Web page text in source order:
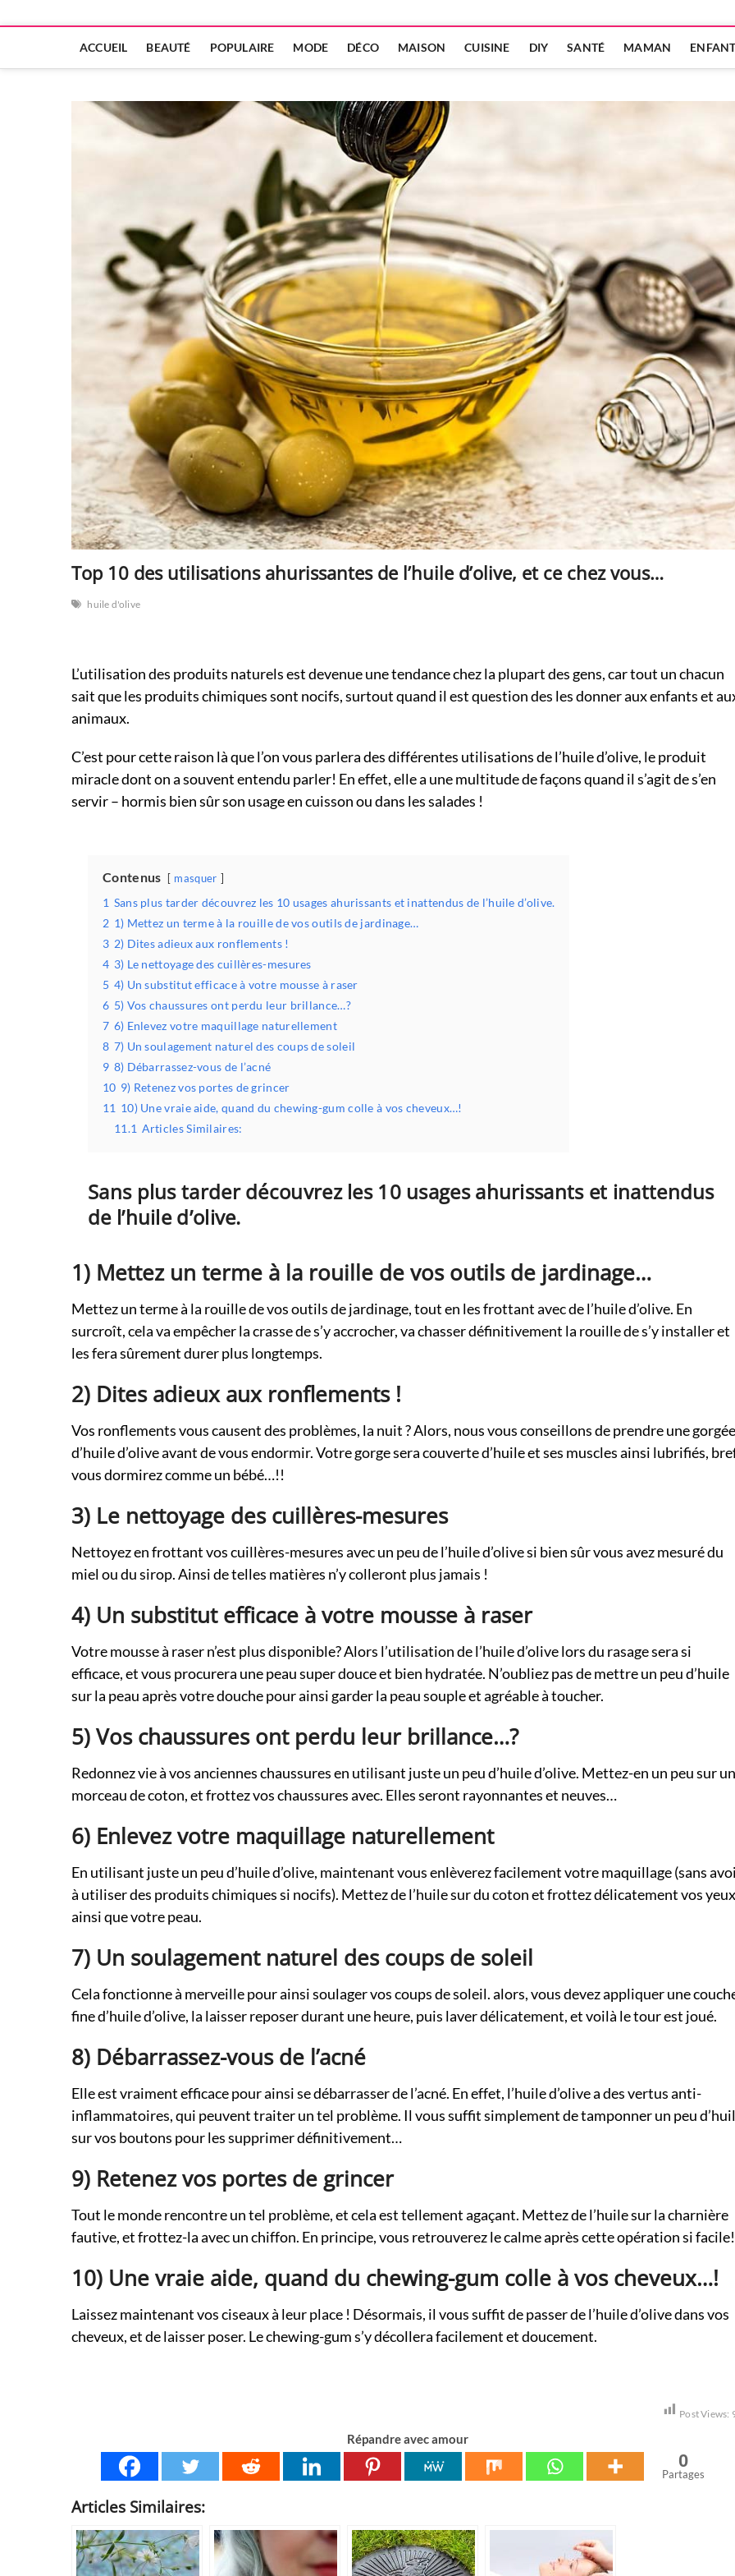
ACCUEIL BEAUTÉ POPULAIRE MODE DÉCO MAISON CUISINE DIY SANTÉ MAMAN
Top 10 des utilisations ahurissantes de l’huile d’olive, et ce chez vous…
huile d'olive
L’utilisation des produits naturels est devenue une tendance chez la plupart des gens, car tout un chacun
sait que les produits chimiques sont nocifs, surtout quand il est question des les donner aux enfants et
animaux.
C’est pour cette raison là que l’on vous parlera des différentes utilisations de l’huile d’olive, le produit
miracle dont on a souvent entendu parler! En effet, elle a une multitude de façons quand il s’agit de s’en
servir – hormis bien sûr son usage en cuisson ou dans les salades !
Contenus masquer
1 Sans plus tarder découvrez les 10 usages ahurissants et inattendus de l’huile d’olive.
2 1) Mettez un terme à la rouille de vos outils de jardinage…
3 2) Dites adieux aux ronflements !
4 3) Le nettoyage des cuillères-mesures
5 4) Un substitut efficace à votre mousse à raser
6 5) Vos chaussures ont perdu leur brillance…?
7 6) Enlevez votre maquillage naturellement
8 7) Un soulagement naturel des coups de soleil
9 8) Débarrassez-vous de l’acné
10 9) Retenez vos portes de grincer
11 10) Une vraie aide, quand du chewing-gum colle à vos cheveux…!
11.1 Articles Similaires:
Sans plus tarder découvrez les 10 usages ahurissants et inattendus
de l’huile d’olive.
1) Mettez un terme à la rouille de vos outils de jardinage…
Mettez un terme à la rouille de vos outils de jardinage, tout en les frottant avec de l’huile d’olive. En
surcroît, cela va empêcher la crasse de s’y accrocher, va chasser définitivement la rouille de s’y installer et
les fera sûrement durer plus longtemps.
2) Dites adieux aux ronflements !
Vos ronflements vous causent des problèmes, la nuit ? Alors, nous vous conseillons de prendre une gorgée
d’huile d’olive avant de vous endormir. Votre gorge sera couverte d’huile et ses muscles ainsi lubrifiés,
vous dormirez comme un bébé…!!
3) Le nettoyage des cuillères-mesures
Nettoyez en frottant vos cuillères-mesures avec un peu de l’huile d’olive si bien sûr vous avez mesuré du
miel ou du sirop. Ainsi de telles matières n’y colleront plus jamais !
4) Un substitut efficace à votre mousse à raser
Votre mousse à raser n’est plus disponible? Alors l’utilisation de l’huile d’olive lors du rasage sera si
efficace, et vous procurera une peau super douce et bien hydratée. N’oubliez pas de mettre un peu d’huile
sur la peau après votre douche pour ainsi garder la peau souple et agréable à toucher.
5) Vos chaussures ont perdu leur brillance…?
Redonnez vie à vos anciennes chaussures en utilisant juste un peu d’huile d’olive. Mettez-en un peu sur un
morceau de coton, et frottez vos chaussures avec. Elles seront rayonnantes et neuves…
6) Enlevez votre maquillage naturellement
En utilisant juste un peu d’huile d’olive, maintenant vous enlèverez facilement votre maquillage (sans
à utiliser des produits chimiques si nocifs). Mettez de l’huile sur du coton et frottez délicatement vos yeux
ainsi que votre peau.
7) Un soulagement naturel des coups de soleil
Cela fonctionne à merveille pour ainsi soulager vos coups de soleil. alors, vous devez appliquer une
fine d’huile d’olive, la laisser reposer durant une heure, puis laver délicatement, et voilà le tour est joué.
8) Débarrassez-vous de l’acné
Elle est vraiment efficace pour ainsi se débarrasser de l’acné. En effet, l’huile d’olive a des vertus anti-
inflammatoires, qui peuvent traiter un tel problème. Il vous suffit simplement de tamponner un peu
sur vos boutons pour les supprimer définitivement…
9) Retenez vos portes de grincer
Tout le monde rencontre un tel problème, et cela est tellement agaçant. Mettez de l’huile sur la charnière
fautive, et frottez-la avec un chiffon. En principe, vous retrouverez le calme après cette opération si facile!
10) Une vraie aide, quand du chewing-gum colle à vos cheveux…!
Laissez maintenant vos ciseaux à leur place ! Désormais, il vous suffit de passer de l’huile d’olive dans vos
cheveux, et de laisser poser. Le chewing-gum s’y décollera facilement et doucement.
Post Views:
Répandre avec amour
0
Partages
Articles Similaires: